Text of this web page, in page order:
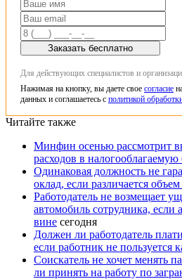
Заказать бесплатно
Для действующих специалистов и
Нажимая на кнопку, вы даете свое согласие
данных и соглашаетесь с политикой
Читайте также
Минфин осенью рассмотрит
расходов в налогооблагаемую
Одинаковая должность не
оклад, если различается
Работодатель не возмещает
автомобиль сотрудника, если
вине сегодня
Должен ли работодатель
если работник не пользуется
Соискатель не хочет менять
ли принять на работу по